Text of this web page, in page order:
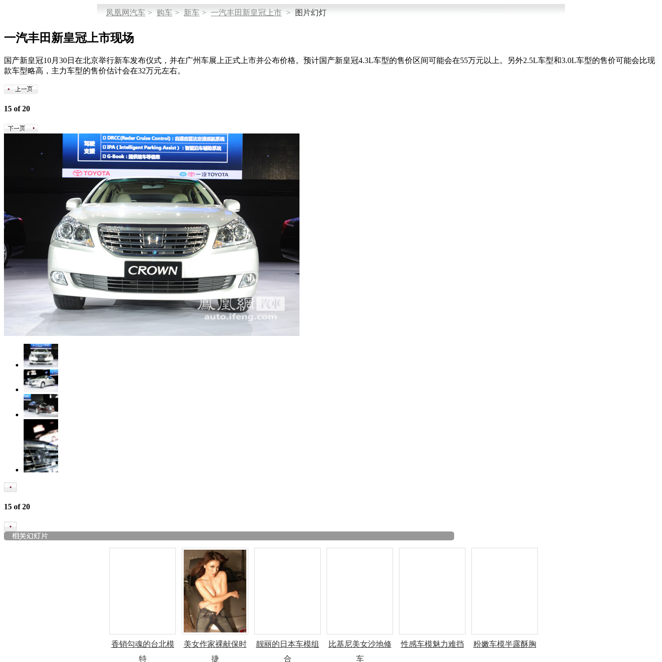
凤凰网汽车 > 购车 > 新车 > 一汽丰田新皇冠上市 > 图片幻灯
一汽丰田新皇冠上市现场
国产新皇冠10月30日在北京举行新车发布仪式，并在广州车展上正式上市并公布价格。预计国产新皇冠4.3L车型的售价区间可能会在55万元以上。另外2.5L车型和3.0L车型的售价可能会比现
款车型略高，主力车型的售价估计会在32万元左右。
15 of 20
15 of20
香销勾魂的台北模
特
美女作家裸献保时
捷
靓丽的日本车模组
合
比基尼美女沙地修
车
性感车模魅力难挡 粉嫩车模半露酥胸